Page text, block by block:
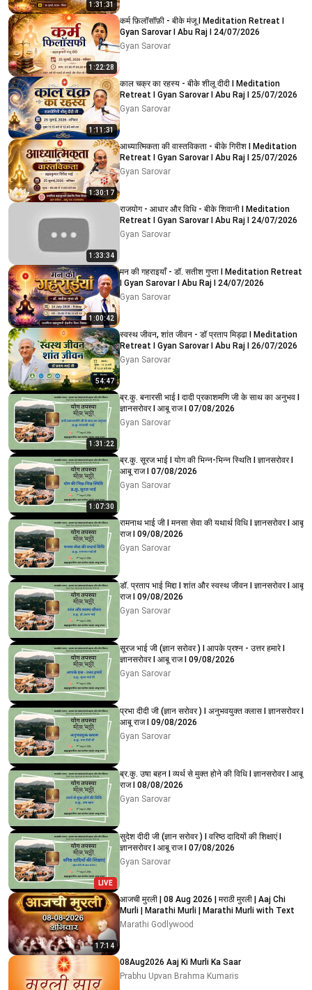
1:31:31
1:22:28
कर्म फ़िलॉसॉफ़ी - बीके मंजू I Meditation Retreat I
Gyan Sarovar I Abu Raj I 24/07/2026
Gyan Sarovar
1:11:31
काल चक्र का रहस्य - बीके शीलू दीदी I Meditation
Retreat I Gyan Sarovar I Abu Raj I 25/07/2026
Gyan Sarovar
1:30:17
आध्यात्मिकता की वास्तविकता - बीके गिरीश I Meditation
Retreat I Gyan Sarovar I Abu Raj I 25/07/2026
Gyan Sarovar
1:33:34
राजयोग - आधार और विधि - बीके शिवानी I Meditation
Retreat I Gyan Sarovar I Abu Raj I 24/07/2026
Gyan Sarovar
1:00:42
मन की गहराइयाँ - डॉ. सतीश गुप्ता I Meditation Retreat
I Gyan Sarovar I Abu Raj I 24/07/2026
Gyan Sarovar
54:47
स्वस्थ जीवन, शांत जीवन - डॉ प्रताप मिड्ढा I Meditation
Retreat I Gyan Sarovar I Abu Raj I 26/07/2026
Gyan Sarovar
1:31:22
ब्र.कु. बनारसी भाई I दादी प्रकाशमणि जी के साथ का अनुभव I
ज्ञानसरोवर I आबू राज I 07/08/2026
Gyan Sarovar
1:07:30
ब्र.कु. सूरज भाई I योग की भिन्न-भिन्न स्थिति I ज्ञानसरोवर I
आबू राज I 07/08/2026
Gyan Sarovar
रामनाथ भाई जी I मनसा सेवा की यथार्थ विधि I ज्ञानसरोवर I आबू
राज I 09/08/2026
Gyan Sarovar
डॉ. प्रताप भाई मिद्दा I शांत और स्वस्थ जीवन I ज्ञानसरोवर I आबू
राज I 09/08/2026
Gyan Sarovar
सूरज भाई जी (ज्ञान सरोवर ) I आपके प्रश्न - उत्तर हमारे I
ज्ञानसरोवर I आबू राज I 09/08/2026
Gyan Sarovar
प्रभा दीदी जी (ज्ञान सरोवर ) I अनुभवयुक्त क्लास I ज्ञानसरोवर I
आबू राज I 09/08/2026
Gyan Sarovar
ब्र.कु. उषा बहन I व्यर्थ से मुक्त होने की विधि I ज्ञानसरोवर I आबू
राज I 08/08/2026
Gyan Sarovar
LIVE
सुदेश दीदी जी (ज्ञान सरोवर ) I वरिष्ठ दादियों की शिक्षाएं I
ज्ञानसरोवर I आबू राज I 07/08/2026
Gyan Sarovar
17:14
आजची मुरली | 08 Aug 2026 | मराठी मुरली | Aaj Chi
Murli | Marathi Murli | Marathi Murli with Text
Marathi Godlywood
08Aug2026 Aaj Ki Murli Ka Saar
Prabhu Upvan Brahma Kumaris